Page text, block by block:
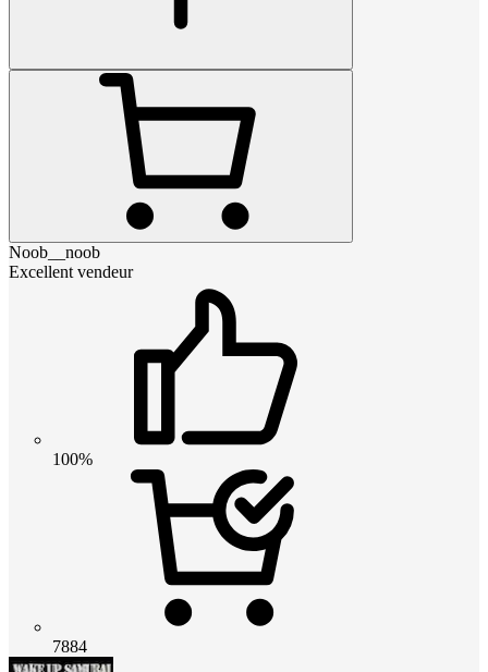
Noob__noob
Excellent vendeur
100%
7884